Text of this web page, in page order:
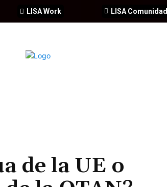
LISA Comunidad
LISA Work
de la UE o